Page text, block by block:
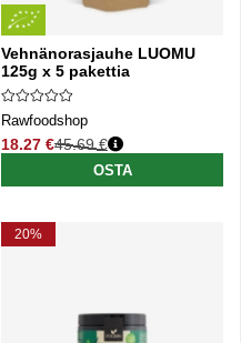
Vehnänorasjauhe LUOMU
125g x 5 pakettia
Rawfoodshop
18.27 €
Normaali hinta
45.69 €
OSTA
20%